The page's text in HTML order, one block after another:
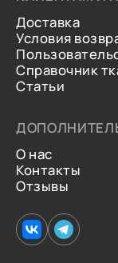
Доставка
Условия
Справочник
Статьи
О нас
Контакты
Отзывы